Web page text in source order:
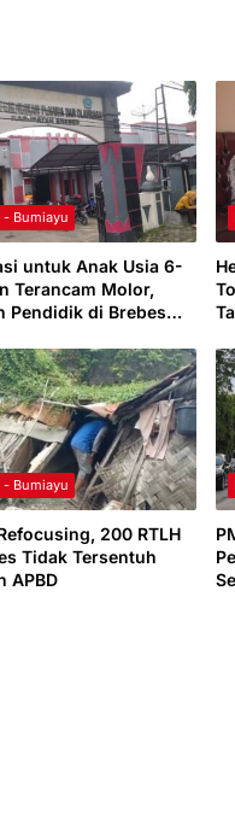
- Bumiayu
untuk Anak Usia 6-
Terancam Molor,
Pendidik di Brebes
- Bumiayu
200 RTLH
Tidak Tersentuh
APBD